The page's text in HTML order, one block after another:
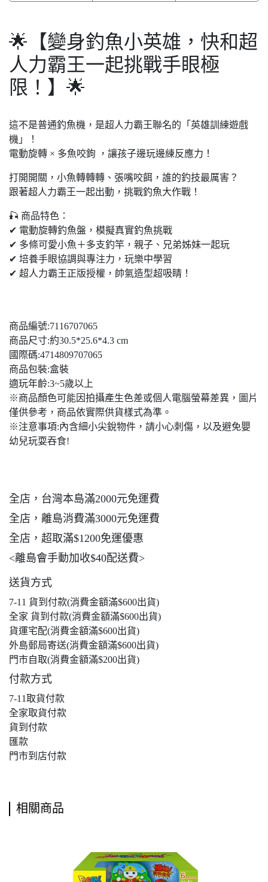
🌟【變身釣魚小英雄，快和超
人力霸王一起挑戰手眼極
限！】🌟
這不是普通釣魚機，是超人力霸王聯名的「英雄訓練遊戲
機」！
電動旋轉 × 多魚咬鉤 ，讓孩子邊玩邊練反應力！
打開開關，小魚轉轉轉、張嘴咬餌，誰的釣技最厲害？
跟著超人力霸王一起出動，挑戰釣魚大作戰！
🎣 商品特色：
✔ 電動旋轉釣魚盤，模擬真實釣魚挑戰
✔ 多條可愛小魚＋多支釣竿，親子、兄弟姊妹一起玩
✔ 培養手眼協調與專注力，玩樂中學習
✔ 超人力霸王正版授權，帥氣造型超吸睛！
商品編號:7116707065
商品尺寸:約30.5*25.6*4.3 cm
國際碼:4714809707065
商品包裝:盒裝
適玩年齡:3~5歲以上
※商品顏色可能因拍攝產生色差或個人電腦螢幕差異，圖片
僅供參考，商品依實際供貨樣式為準。
※注意事項:內含細小尖銳物件，請小心刺傷，以及避免嬰
幼兒玩耍吞食!
全店，台灣本島滿2000元免運費
全店，離島消費滿3000元免運費
全店，超取滿$1200免運優惠
<離島會手動加收$40配送費>
送貨方式
7-11 貨到付款(消費金額滿$600出貨)
全家 貨到付款(消費金額滿$600出貨)
貨運宅配(消費金額滿$600出貨)
外島郵局寄送(消費金額滿$600出貨)
門市自取(消費金額滿$200出貨)
付款方式
7-11取貨付款
全家取貨付款
貨到付款
匯款
門市到店付款
相關商品